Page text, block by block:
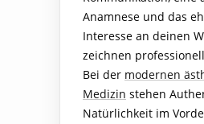
Anamnese und das
Interesse an deinen
zeichnen
Bei der modernen
Medizin stehen
Natürlichkeit im